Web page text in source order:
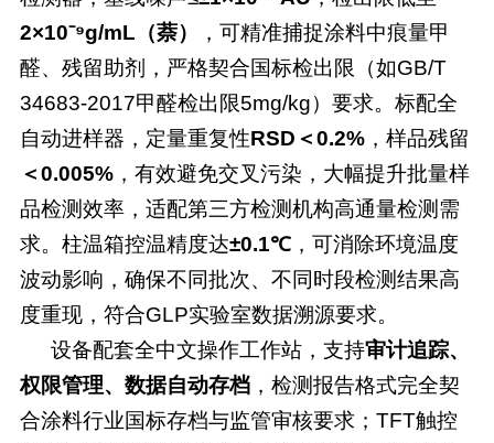
2×10⁻⁹g/mL（萘）
，可精准捕捉涂料中痕量甲
醛、残留助剂，严格契合国标检出限（如GB/T
34683-2017甲醛检出限5mg/kg）要求。标配全
自动进样器，定量重复性RSD＜0.2%，样品残留
＜0.005%，有效避免交叉污染，大幅提升批量样
品检测效率，适配第三方检测机构高通量检测需
求。柱温箱控温精度达±0.1℃，可消除环境温度
波动影响，确保不同批次、不同时段检测结果高
度重现，符合GLP实验室数据溯源要求。
设备配套全中文操作工作站，支持审计追踪、
权限管理、数据自动存档，检测报告格式完全契
合涂料行业国标存档与监管审核要求； TFT触控